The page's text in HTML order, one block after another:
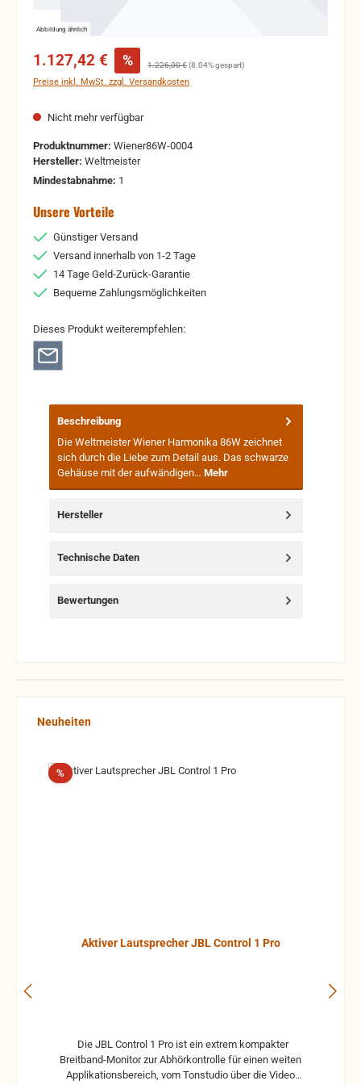
Abbildung ähnlich
Verkaufspreis:
1.127,42 € % Regulärer Preis:
1.226,00 €(8.04% gespart)
Preise inkl. MwSt. zzgl. Versandkosten
Nicht mehr verfügbar
Produktnummer: Wiener86W-0004
Hersteller: Weltmeister
Mindestabnahme: 1
Unsere Vorteile
Günstiger Versand
Versand innerhalb von 1-2 Tage
14 Tage Geld-Zurück-Garantie
Bequeme Zahlungsmöglichkeiten
Dieses Produkt weiterempfehlen:
Beschreibung
Die Weltmeister Wiener Harmonika 86W zeichnet
sich durch die Liebe zum Detail aus. Das schwarze
Gehäuse mit der aufwändigen… Mehr
Hersteller
Technische Daten
Bewertungen
Produktgalerie überspringen
Neuheiten
%Rabatt
Aktiver Lautsprecher JBL Control 1 Pro
Breitband-Monitor zur Abhörkontrolle für einen weiten
Applikationsbereich, vom Tonstudio über die Video